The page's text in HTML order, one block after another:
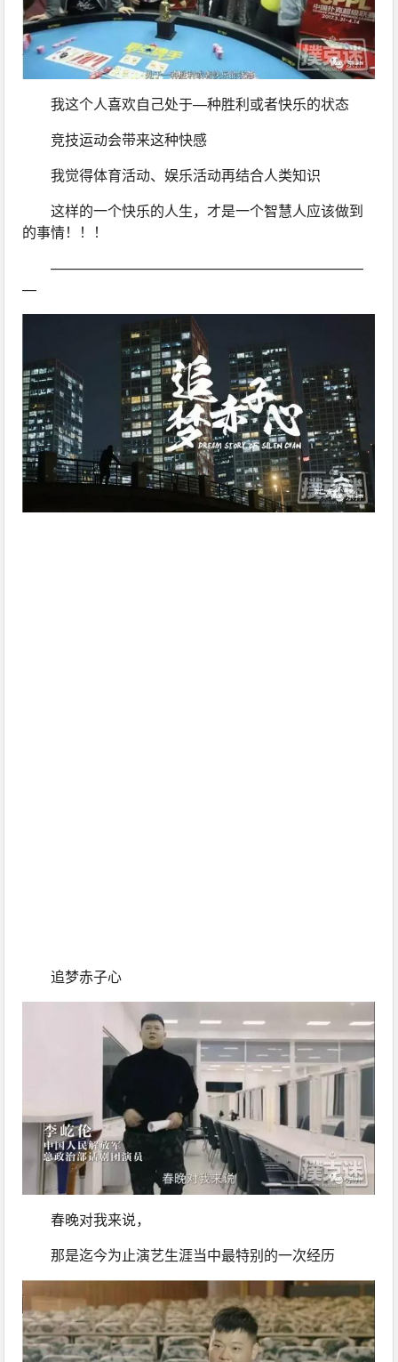
我这个人喜欢自己处于—种胜利或者快乐的状态
竞技运动会带来这种快感
我觉得体育活动、娱乐活动再结合人类知识
这样的一个快乐的人生，才是一个智慧人应该做到
的事情！！！
——————————————————————
—
追梦赤子心
春晚对我来说，
那是迄今为止演艺生涯当中最特别的一次经历